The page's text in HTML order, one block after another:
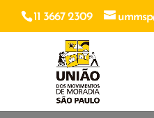
11 3667 2309